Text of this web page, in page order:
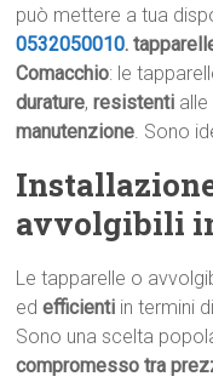
può mettere a tua
0532050010.
Comacchio: le
durature,resistenti
manutenzione. Sono
avvolgibili
Le tapparelle o
edefficienti in termini
Sono una scelta
compromesso tra